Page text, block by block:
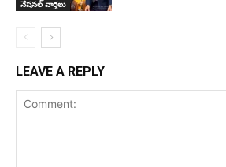
నేషనల్ వార్తలు
LEAVE A REPLY